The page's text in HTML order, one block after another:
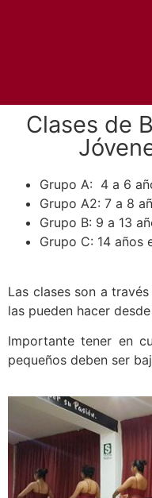
Clases de
Grupo A: 4 a 6
Grupo A2: 7 a 8
Grupo B: 9 a 13
Grupo C: 14 años
Las clases son a
las pueden hacer
Importante tener en
pequeños deben ser